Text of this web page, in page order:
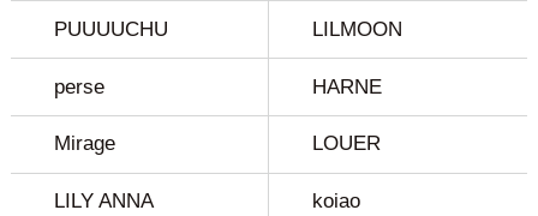
PUUUUCHU LILMOON
perse HARNE
Mirage LOUER
LILY ANNA koiao